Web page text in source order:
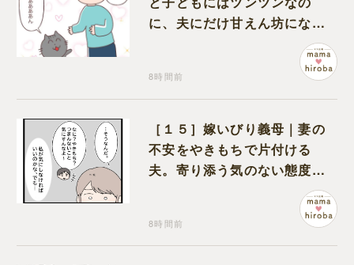
に、夫にだけ甘えん坊になる
8時間前
［１５］嫁いびり義母｜妻の
不安をやきもちで片付ける
夫。寄り添う気のない態度に
8時間前